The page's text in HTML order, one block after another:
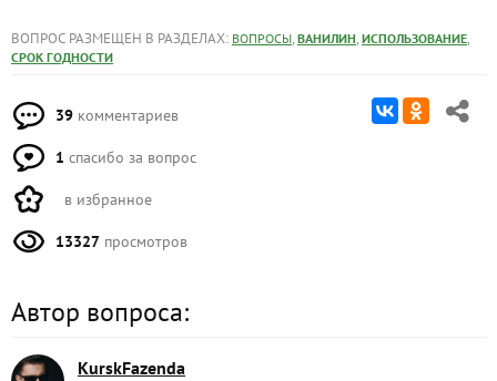
ВОПРОС РАЗМЕЩЕН В РАЗДЕЛАХ: ВОПРОСЫ, ВАНИЛИН, ИСПОЛЬЗОВАНИЕ,
СРОК ГОДНОСТИ
39 комментариев
1 спасибо за вопрос
в избранное
13327 просмотров
Автор вопроса:
KurskFazenda